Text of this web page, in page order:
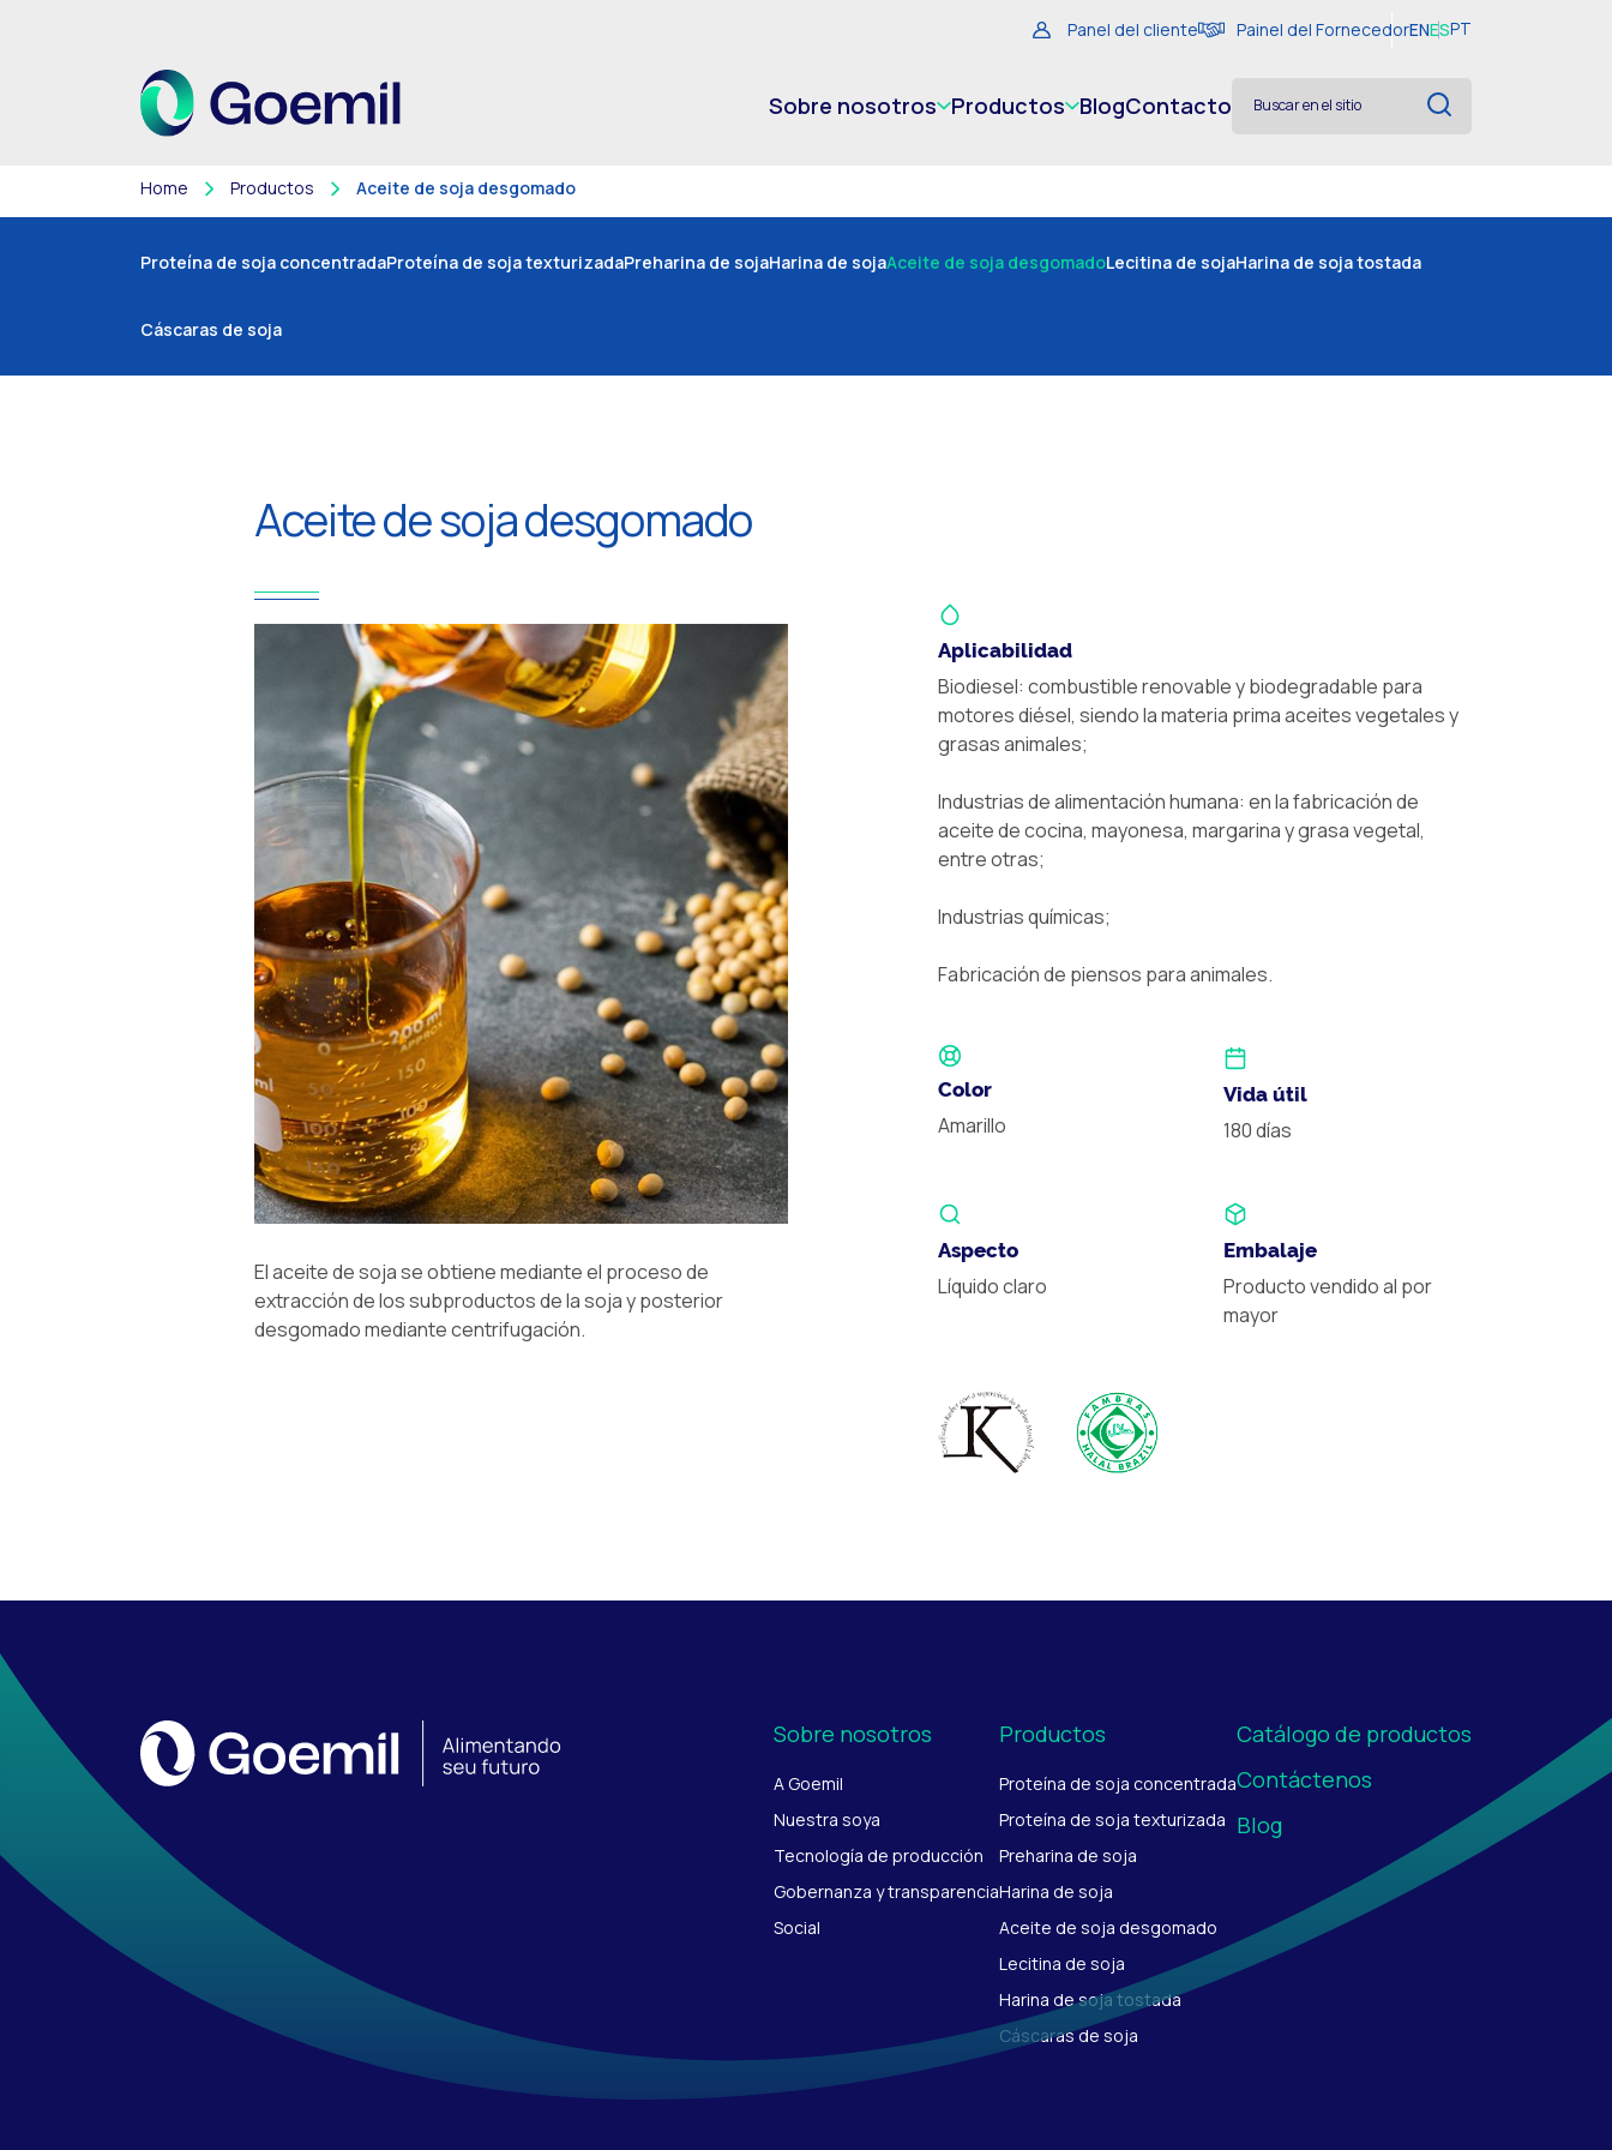
Panel del cliente Painel del FornecedorENES PT
Sobre nosotros Productos BlogContacto
Home Productos Aceite de soja desgomado
Proteína de soja concentradaProteína de soja texturizadaPreharina de sojaHarina de sojaAceite de soja desgomadoLecitina de sojaHarina de soja tostada
Cáscaras de soja
Aceite de soja desgomado
El aceite de soja se obtiene mediante el proceso de
extracción de los subproductos de la soja y posterior
desgomado mediante centrifugación.
Aplicabilidad
Biodiesel: combustible renovable y biodegradable para
motores diésel, siendo la materia prima aceites vegetales y
grasas animales;
Industrias de alimentación humana: en la fabricación de
aceite de cocina, mayonesa, margarina y grasa vegetal,
entre otras;
Industrias químicas;
Fabricación de piensos para animales.
Color
Amarillo
Vida útil
180 días
Aspecto
Líquido claro
Embalaje
Producto vendido al por
mayor
Sobre nosotros
A Goemil
Nuestra soya
Tecnología de producción
Gobernanza y transparencia
Social
Productos
Proteína de soja concentrada
Proteína de soja texturizada
Preharina de soja
Harina de soja
Aceite de soja desgomado
Lecitina de soja
Harina de soja tostada
Cáscaras de soja
Catálogo de productos
Contáctenos
Blog